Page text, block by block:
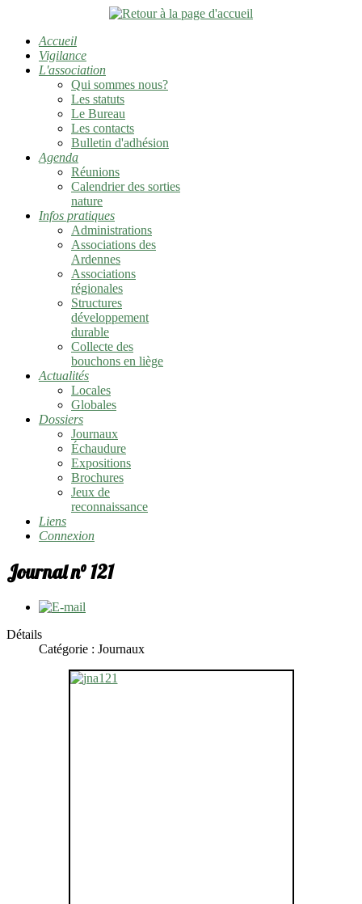
Accueil
Vigilance
L'association
Qui sommes nous?
Les statuts
Le Bureau
Les contacts
Bulletin d'adhésion
Agenda
Réunions
Calendrier des sorties
nature
Infos pratiques
Administrations
Associations des
Ardennes
Associations
régionales
Structures
développement
durable
Collecte des
bouchons en liège
Actualités
Locales
Globales
Dossiers
Journaux
Échaudure
Expositions
Brochures
Jeux de
reconnaissance
Liens
Connexion
Journal n° 121
Détails
Catégorie : Journaux